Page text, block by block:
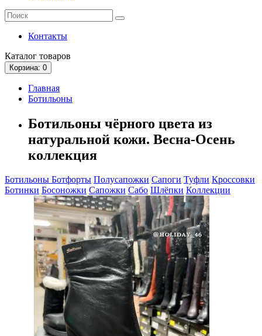
Контакты
Каталог товаров
Корзина: 0
Главная
Ботильоны
Ботильоны чёрного цвета из
натуральной кожи. Весна-Осень
коллекция
Ботильоны Ботфорты Полусапожки Сапоги Туфли Кроссовки
Ботинки Босоножки Сапожки Сабо Шлёпки Коллекции